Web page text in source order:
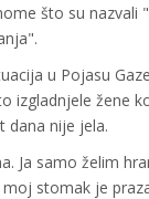
što su nazvali
u Pojasu
izgladnjele žene
dana nije jela.
Ja samo želim
stomak je